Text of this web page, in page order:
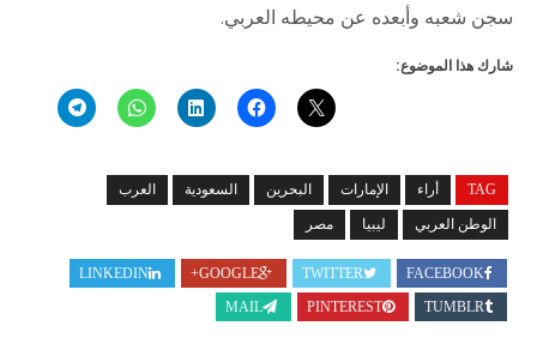
سجن شعبه وأبعده عن محيطه العربي.
شارك هذا الموضوع:
TAG أراء الإمارات البحرين السعودية العرب
الوطن العربي ليبيا مصر
FACEBOOK
TWITTER
GOOGLE+
LINKEDIN
TUMBLR
PINTEREST
MAIL